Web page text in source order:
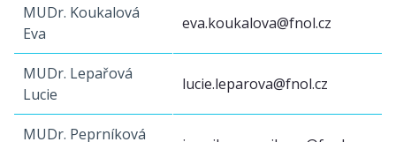
MUDr. Koukalová
Eva
eva.koukalova@fnol.cz
MUDr. Lepařová
Lucie
lucie.leparova@fnol.cz
MUDr. Peprníková